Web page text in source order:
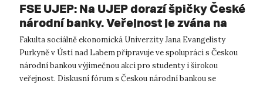
FSE UJEP: Na UJEP dorazí špičky České
národní banky. Veřejnost je zvána na
diskusní fórum
Fakulta sociálně ekonomická Univerzity Jana Evangelisty
Purkyně v Ústí nad Labem připravuje ve spolupráci s Českou
národní bankou výjimečnou akci pro studenty i širokou
veřejnost. Diskusní fórum s Českou národní bankou se